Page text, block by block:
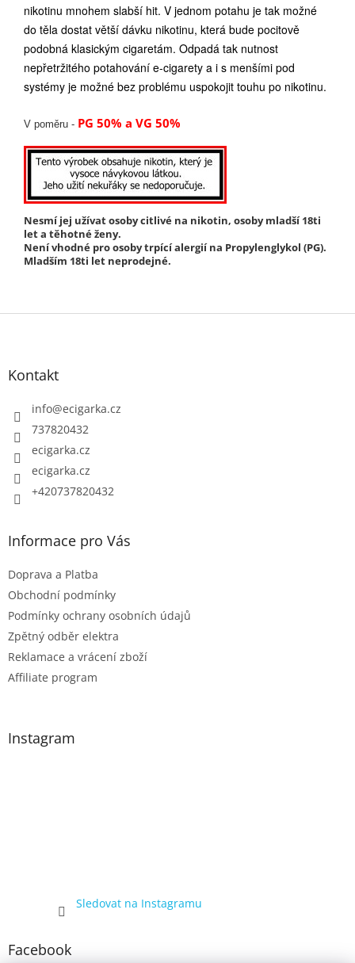
nikotinu mnohem slabší hit. V jednom potahu je tak možné
do těla dostat větší dávku nikotinu, která bude pocitově
podobná klasickým cigaretám. Odpadá tak nutnost
nepřetržitého potahování e-cigarety a i s menšími pod
systémy je možné bez problému uspokojit touhu po nikotinu.
V poměru - PG 50% a VG 50%
Nesmí jej užívat osoby citlivé na nikotin, osoby mladší 18ti
let a těhotné ženy.
Není vhodné pro osoby trpící alergií na Propylenglykol (PG).
Mladším 18ti let neprodejné.
Kontakt
info@ecigarka.cz
737820432
ecigarka.cz
ecigarka.cz
+420737820432
Informace pro Vás
Doprava a Platba
Obchodní podmínky
Podmínky ochrany osobních údajů
Zpětný odběr elektra
Reklamace a vrácení zboží
Affiliate program
Instagram
Sledovat na Instagramu
Facebook